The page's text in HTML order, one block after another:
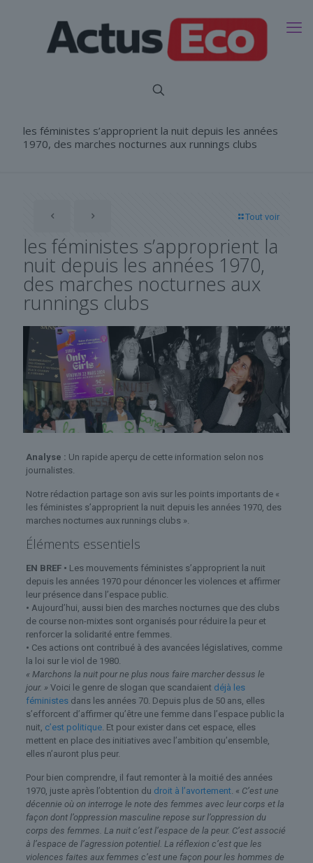
les féministes s’approprient la nuit depuis les années
1970, des marches nocturnes aux runnings clubs
Tout voir
les féministes s’approprient la
nuit depuis les années 1970,
des marches nocturnes aux
runnings clubs
Analyse : Un rapide aperçu de cette information selon nos
journalistes.
Notre rédaction partage son avis sur les points importants de «
les féministes s’approprient la nuit depuis les années 1970, des
marches nocturnes aux runnings clubs ».
Éléments essentiels
EN BREF • Les mouvements féministes s’approprient la nuit
depuis les années 1970 pour dénoncer les violences et affirmer
leur présence dans l’espace public.
• Aujourd’hui, aussi bien des marches nocturnes que des clubs
de course non-mixtes sont organisés pour réduire la peur et
renforcer la solidarité entre femmes.
• Ces actions ont contribué à des avancées législatives, comme
la loi sur le viol de 1980.
« Marchons la nuit pour ne plus nous faire marcher dessus le
jour. » Voici le genre de slogan que scandaient déjà les
féministes dans les années 70. Depuis plus de 50 ans, elles
s’efforcent d’affirmer qu’être une femme dans l’espace public la
nuit, c’est politique. Et pour exister dans cet espace, elles
mettent en place des initiatives avec l’ambition qu’ensemble,
elles n’auront plus peur.
Pour bien comprendre, il faut remonter à la moitié des années
1970, juste après l’obtention du droit à l’avortement. « C’est une
décennie où on interroge le note des femmes avec leur corps et la
façon dont l’oppression masculine repose sur l’oppression du
corps des femmes. La nuit c’est l’espace de la peur. C’est associé
à l’espace de l’agression potentiel. La réflexion c’est que les
violences faites aux femmes c’est une façon pour les hommes de